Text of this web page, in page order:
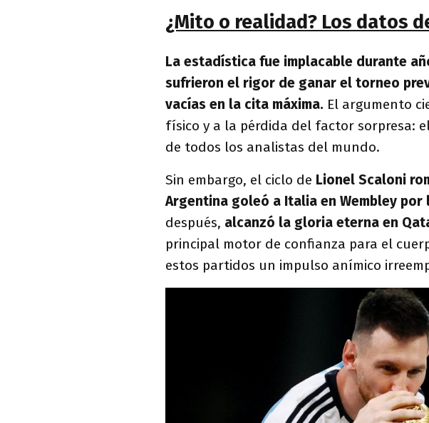
¿Mito o realidad? Los datos
La estadística fue implacable durante
sufrieron el rigor de ganar el torneo
vacías en la cita máxima. El argumento
físico y a la pérdida del factor sorpresa:
de todos los analistas del mundo.
Sin embargo, el ciclo de Lionel Scaloni
Argentina goleó a Italia en Wembley por
después, alcanzó la gloria eterna en
principal motor de confianza para el
estos partidos un impulso anímico